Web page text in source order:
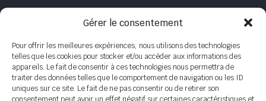
Gérer le consentement
Pour offrir les meilleures expériences, nous utilisons des technologies
telles que les cookies pour stocker et/ou accéder aux informations des
appareils. Le fait de consentir à ces technologies nous permettra de
traiter des données telles que le comportement de navigation ou les ID
uniques sur ce site. Le fait de ne pas consentir ou de retirer son
Politique de Cookies
Politique de Confidentialité
Mentions légales
ESPACE RECRUTEMENT